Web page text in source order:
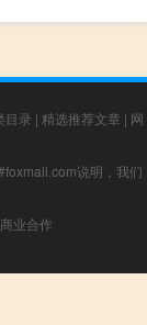
目录 | 精选推荐文章 | 网
说明，我们
业合作